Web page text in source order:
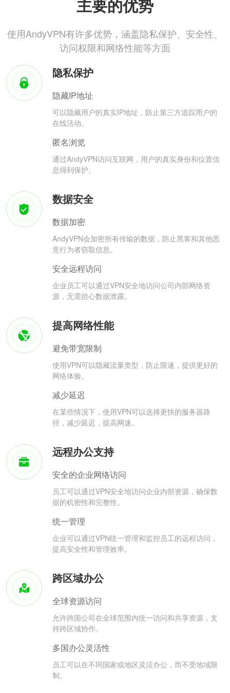
主要的优势
使用AndyVPN有许多优势，涵盖隐私保护、安全性、
访问权限和网络性能等方面
隐私保护
隐藏IP地址
可以隐藏用户的真实IP地址，防止第三方追踪用户的
在线活动。
匿名浏览
通过AndyVPN访问互联网，用户的真实身份和位置信
息得到保护。
数据安全
数据加密
AndyVPN会加密所有传输的数据，防止黑客和其他恶
意行为者窃取信息。
安全远程访问
企业员工可以通过VPN安全地访问公司内部网络资
源，无需担心数据泄露。
提高网络性能
避免带宽限制
使用VPN可以隐藏流量类型，防止限速，提供更好的
网络体验。
减少延迟
在某些情况下，使用VPN可以选择更快的服务器路
径，减少延迟，提高网速。
远程办公支持
安全的企业网络访问
员工可以通过VPN安全地访问企业内部资源，确保数
据的机密性和完整性。
统一管理
企业可以通过VPN统一管理和监控员工的远程访问，
提高安全性和管理效率。
跨区域办公
全球资源访问
允许跨国公司在全球范围内统一访问和共享资源，支
持跨区域协作。
多国办公灵活性
员工可以在不同国家或地区灵活办公，而不受地域限
制。